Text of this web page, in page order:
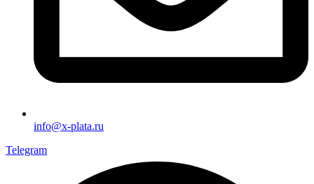
info@x-plata.ru
Telegram